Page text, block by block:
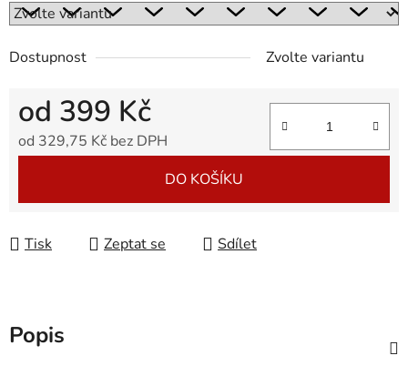
Dostupnost Zvolte variantu
od 399 Kč
od 329,75 Kč bez DPH
DO KOŠÍKU
Tisk Zeptat se Sdílet
Popis